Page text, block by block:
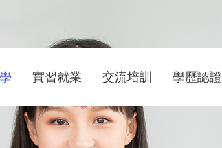
實習就業 交流培訓 學歷認證